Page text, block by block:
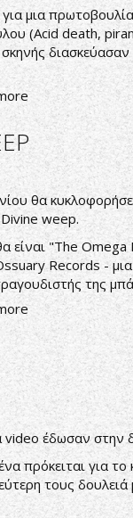
για μια
(Acid death,
σκηνής
θα
weep.
είναι "The
Records - μια
της
έδωσαν στην
πρόκειται για
τους